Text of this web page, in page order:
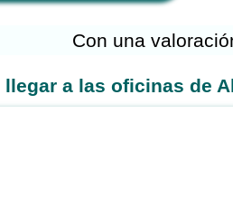
Con una
llegar a las oficinas de